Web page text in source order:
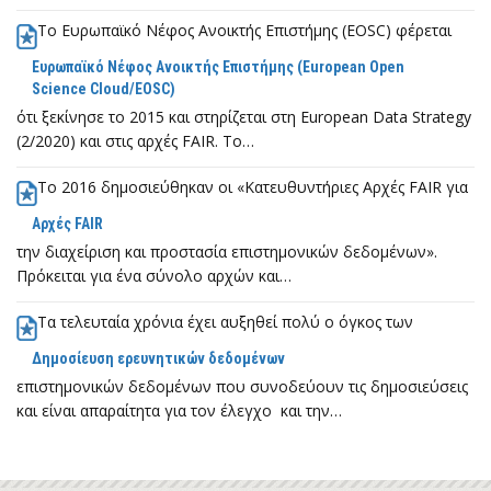
Ευρωπαϊκό Νέφος Ανοικτής Επιστήμης (European Open
Science Cloud/EOSC)
Το Ευρωπαϊκό Νέφος Ανοικτής Επιστήμης (EOSC) φέρεται
ότι ξεκίνησε το 2015 και στηρίζεται στη European Data Strategy
(2/2020) και στις αρχές FAIR. Το…
Αρχές FAIR
To 2016 δημοσιεύθηκαν οι «Κατευθυντήριες Αρχές FAIR για
την διαχείριση και προστασία επιστημονικών δεδομένων».
Πρόκειται για ένα σύνολο αρχών και…
Δημοσίευση ερευνητικών δεδομένων
Τα τελευταία χρόνια έχει αυξηθεί πολύ ο όγκος των
επιστημονικών δεδομένων που συνοδεύουν τις δημοσιεύσεις
και είναι απαραίτητα για τον έλεγχο και την…